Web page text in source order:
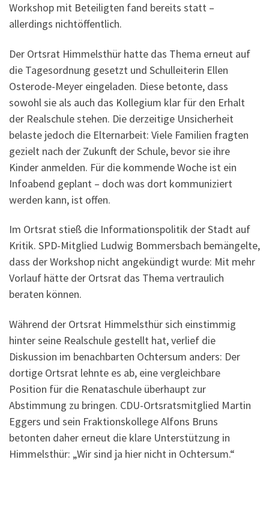
Workshop mit Beteiligten fand bereits statt –
allerdings nichtöffentlich.
Der Ortsrat Himmelsthür hatte das Thema erneut auf
die Tagesordnung gesetzt und Schulleiterin Ellen
Osterode-Meyer eingeladen. Diese betonte, dass
sowohl sie als auch das Kollegium klar für den Erhalt
der Realschule stehen. Die derzeitige Unsicherheit
belaste jedoch die Elternarbeit: Viele Familien fragten
gezielt nach der Zukunft der Schule, bevor sie ihre
Kinder anmelden. Für die kommende Woche ist ein
Infoabend geplant – doch was dort kommuniziert
werden kann, ist offen.
Im Ortsrat stieß die Informationspolitik der Stadt auf
Kritik. SPD-Mitglied Ludwig Bommersbach bemängelte,
dass der Workshop nicht angekündigt wurde: Mit mehr
Vorlauf hätte der Ortsrat das Thema vertraulich
beraten können.
Während der Ortsrat Himmelsthür sich einstimmig
hinter seine Realschule gestellt hat, verlief die
Diskussion im benachbarten Ochtersum anders: Der
dortige Ortsrat lehnte es ab, eine vergleichbare
Position für die Renataschule überhaupt zur
Abstimmung zu bringen. CDU-Ortsratsmitglied Martin
Eggers und sein Fraktionskollege Alfons Bruns
betonten daher erneut die klare Unterstützung in
Himmelsthür: „Wir sind ja hier nicht in Ochtersum.“